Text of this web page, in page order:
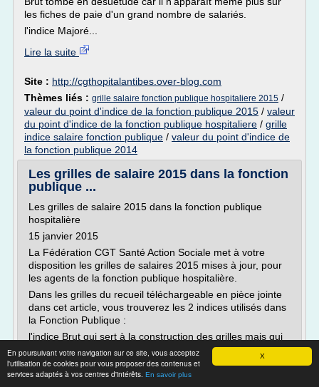
X
En poursuivant votre navigation sur ce site, vous acceptez
l'utilisation de cookies pour vous proposer des contenus et
services adaptés à vos centres d'intérêts. En savoir plus
les fiches de paie d'un grand nombre de salariés.
l'indice Majoré...
Lire la suite
Site : http://cgthopitalantibes.over-blog.com
Thèmes liés : grille salaire fonction publique hospitaliere 2015 /
valeur du point d'indice de la fonction publique 2015 / valeur
du point d'indice de la fonction publique hospitaliere / grille
indice salaire fonction publique / valeur du point d'indice de
la fonction publique 2014
Les grilles de salaire 2015 dans la fonction
publique ...
Les grilles de salaire 2015 dans la fonction publique
hospitalière
15 janvier 2015
La Fédération CGT Santé Action Sociale met à votre
disposition les grilles de salaires 2015 mises à jour, pour
les agents de la fonction publique hospitalière.
Dans les grilles du recueil téléchargeable en pièce jointe
dans cet article, vous trouverez les 2 indices utilisés dans
la Fonction Publique :
l'indice Brut qui sert à la construction des grilles mais qui
n'est pas utilisé pour calculer le traitement Brut. Cet indice
Brut tombe en désuétude car il n'apparaît même plus sur
les fiches de paie d'un grand nombre de salariés.